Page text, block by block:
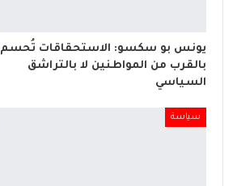
يونس بو سكسو: الاستحقاقات تُحسم
بالقرب من المواطنين لا بالتراشق
السياسي
سياسة